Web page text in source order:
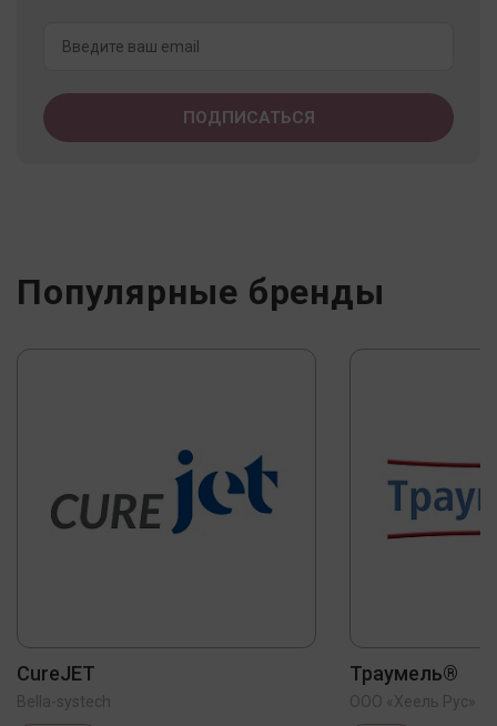
Популярные бренды
CureJET
Bella-systech
Траумель®
ООО «Хеель Рус»